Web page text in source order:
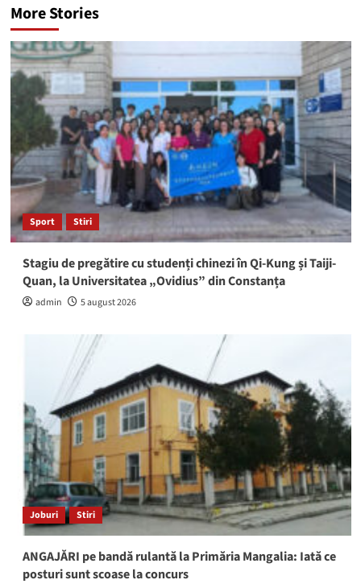
More Stories
Sport Stiri
Stagiu de pregătire cu studenți chinezi în Qi-Kung și Taiji-
Quan, la Universitatea „Ovidius” din Constanța
admin 5 august 2026
Joburi Stiri
ANGAJĂRI pe bandă rulantă la Primăria Mangalia: Iată ce
posturi sunt scoase la concurs